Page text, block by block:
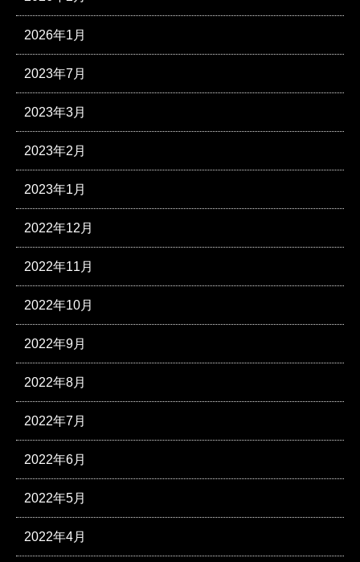
2026年1月
2023年7月
2023年3月
2023年2月
2023年1月
2022年12月
2022年11月
2022年10月
2022年9月
2022年8月
2022年7月
2022年6月
2022年5月
2022年4月